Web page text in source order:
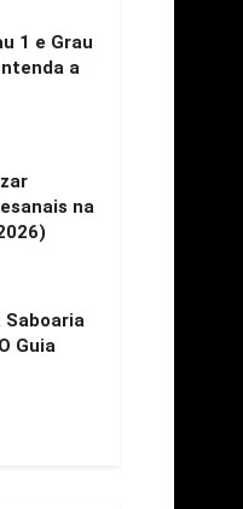
1 e Grau
a
na
Saboaria
Guia